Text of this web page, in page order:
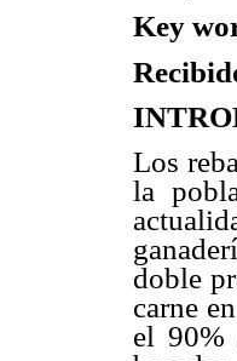
Key
Los
la
doble
carne
el 90%